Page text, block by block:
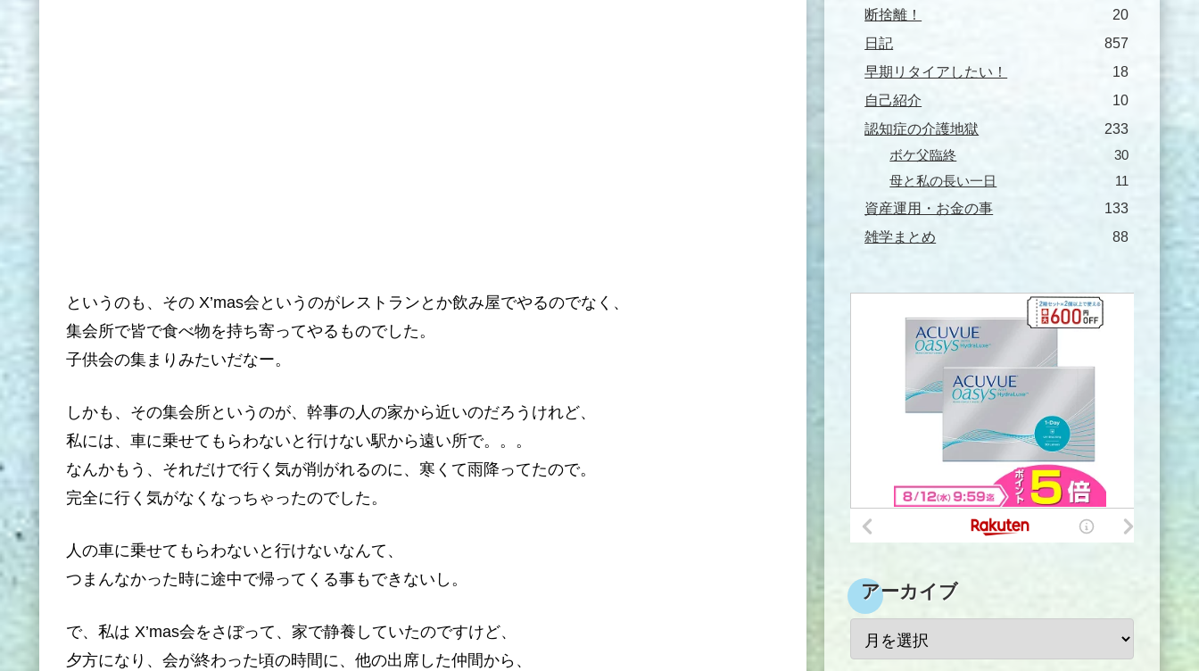
というのも、その X’mas会というのがレストランとか飲み屋でやるのでなく、
集会所で皆で食べ物を持ち寄ってやるものでした。
子供会の集まりみたいだなー。
しかも、その集会所というのが、幹事の人の家から近いのだろうけれど、
私には、車に乗せてもらわないと行けない駅から遠い所で。。。
なんかもう、それだけで行く気が削がれるのに、寒くて雨降ってたので。
完全に行く気がなくなっちゃったのでした。
人の車に乗せてもらわないと行けないなんて、
つまんなかった時に途中で帰ってくる事もできないし。
で、私は X’mas会をさぼって、家で静養していたのですけど、
夕方になり、会が終わった頃の時間に、他の出席した仲間から、
断捨離！
20
日記
857
早期リタイアしたい！
18
自己紹介
10
認知症の介護地獄
233
ボケ父臨終
30
母と私の長い一日
11
資産運用・お金の事
133
雑学まとめ
88
アーカイブ